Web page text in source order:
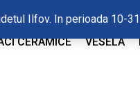
Ilfov. In perioada 10-
CERAMICE VESELA